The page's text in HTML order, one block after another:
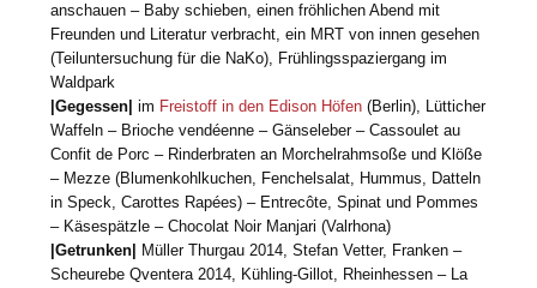
anschauen – Baby schieben, einen fröhlichen Abend mit
Freunden und Literatur verbracht, ein MRT von innen gesehen
(Teiluntersuchung für die NaKo), Frühlingsspaziergang im
Waldpark
|Gegessen|im Freistoff in den Edison Höfen (Berlin), Lütticher
Waffeln – Brioche vendéenne – Gänseleber – Cassoulet au
Confit de Porc – Rinderbraten an Morchelrahmsoße und Klöße
– Mezze (Blumenkohlkuchen, Fenchelsalat, Hummus, Datteln
in Speck, Carottes Rapées) – Entrecôte, Spinat und Pommes
– Käsespätzle – Chocolat Noir Manjari (Valrhona)
|Getrunken|
Müller Thurgau 2014, Stefan Vetter, Franken –
Scheurebe Qventera 2014, Kühling-Gillot, Rheinhessen – La